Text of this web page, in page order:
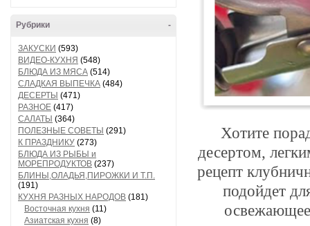
-
Рубрики
ЗАКУСКИ (593)
ВИДЕО-КУХНЯ (548)
БЛЮДА ИЗ МЯСА (514)
СЛАДКАЯ ВЫПЕЧКА (484)
ДЕСЕРТЫ (471)
РАЗНОЕ (417)
САЛАТЫ (364)
ПОЛЕЗНЫЕ СОВЕТЫ (291)
К ПРАЗДНИКУ (273)
БЛЮДА ИЗ РЫБЫ и
МОРЕПРОДУКТОВ (237)
БЛИНЫ,ОЛАДЬЯ,ПИРОЖКИ И Т.П.
(191)
КУХНЯ РАЗНЫХ НАРОДОВ (181)
Восточная кухня (11)
Азиатская кухня (8)
Хотите
десертом,
рецепт
подойдет